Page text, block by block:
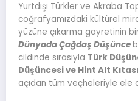
Yurtdışı Türkler ve Akraba
coğrafyamızdaki kültürel
yüzüne çıkarma gayretinin
Dünyada Çağdaş Düşünce
cildinde sırasıyla Türk
Düşüncesi ve Hint Alt
açıdan tüm veçheleriyle ele